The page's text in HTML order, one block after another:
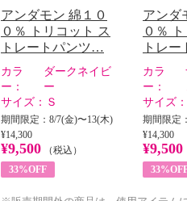
アンダモン 綿１０
０％ トリコット ス
トレートパンツ…
カラ
ー：
ダークネイビ
ー
サイズ： Ｓ
期間限定：8/7(金)〜13(木)
¥14,300
¥9,500
（税込）
33%OFF
アンダ
０％
トレ
カラ
ー：
サイズ：
期間限定
¥14,300
¥9,500